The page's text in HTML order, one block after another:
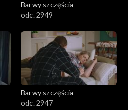
Barwy szczęścia
odc. 2949
Barwy szczęścia
odc. 2947